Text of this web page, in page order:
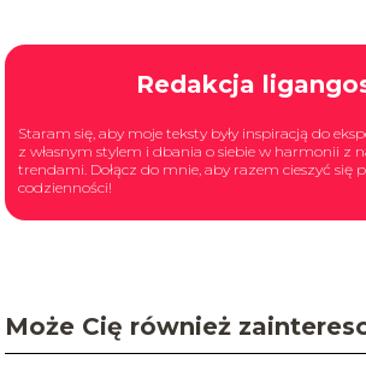
Redakcja
Staram się, aby moje teksty były inspiracją do
z własnym stylem i dbania o siebie w harmonii z
trendami. Dołącz do mnie, aby razem cieszyć się
codzienności!
Może Cię również